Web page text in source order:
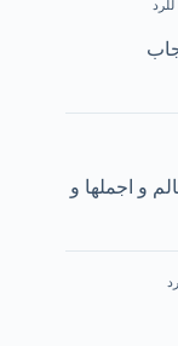
و اجملها و